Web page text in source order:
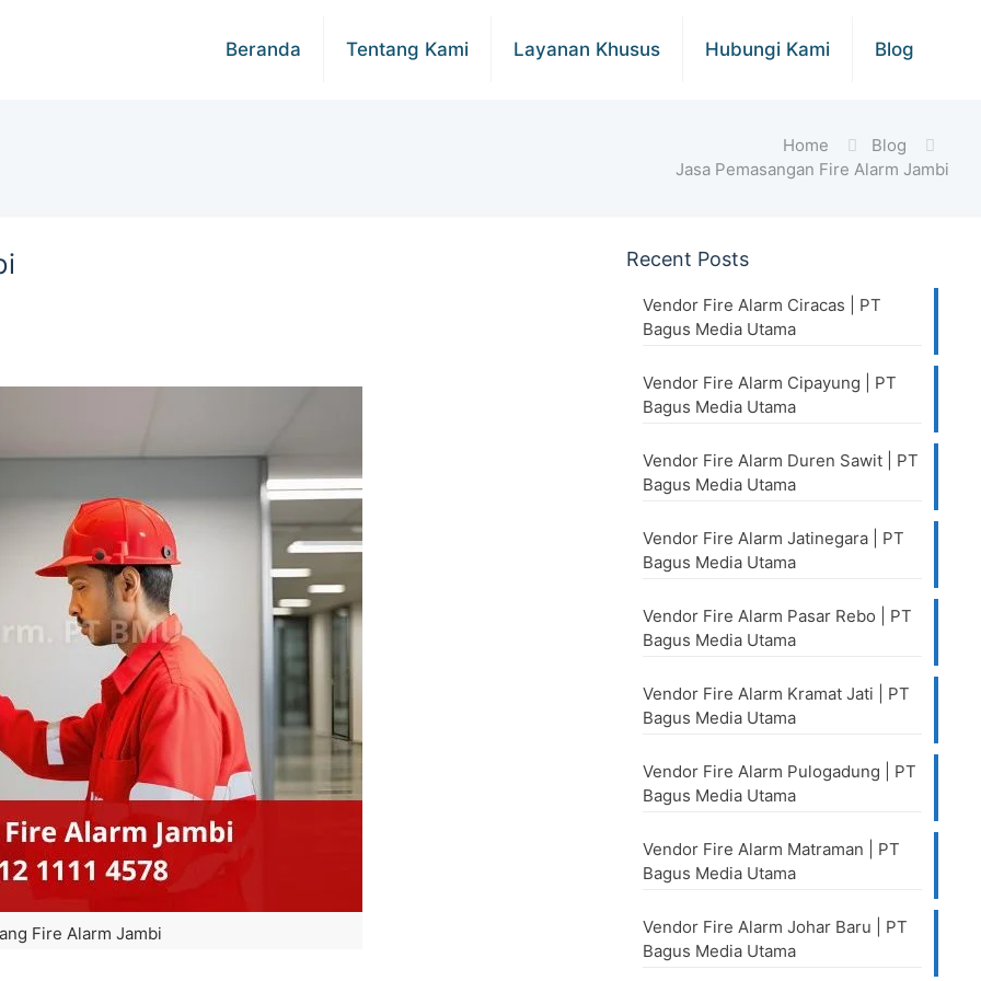
Beranda Tentang Kami Layanan Khusus Hubungi Kami Blog
Home
Blog
Jasa Pemasangan Fire Alarm Jambi
Fire Alarm Jambi
Recent Posts
Vendor Fire Alarm Ciracas | PT
Bagus Media Utama
Vendor Fire Alarm Cipayung | PT
Bagus Media Utama
Vendor Fire Alarm Duren Sawit | PT
Bagus Media Utama
Vendor Fire Alarm Jatinegara | PT
Bagus Media Utama
Vendor Fire Alarm Pasar Rebo | PT
Bagus Media Utama
Vendor Fire Alarm Kramat Jati | PT
Bagus Media Utama
Vendor Fire Alarm Pulogadung | PT
Bagus Media Utama
Vendor Fire Alarm Matraman | PT
Bagus Media Utama
Vendor Fire Alarm Johar Baru | PT
Bagus Media Utama